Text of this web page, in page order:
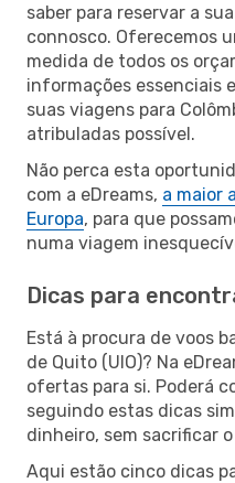
saber para reservar a
connosco. Oferecemos
medida de todos os
informações essenciais
suas viagens para
atribuladas possível.
Não perca esta
com a eDreams, a maior
Europa, para que
numa viagem
Dicas para
Está à procura de voos
de Quito (UIO)? Na
ofertas para si. Poderá
seguindo estas dicas
dinheiro, sem sacrificar
Aqui estão cinco dicas